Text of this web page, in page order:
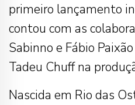
primeiro lançamento
contou com as
Sabinno e Fábio
Tadeu Chuff na
Nascida em Rio das